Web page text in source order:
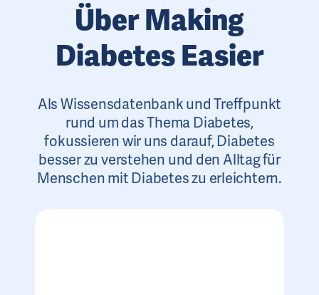
Über Making
Diabetes Easier
Als Wissensdatenbank und Treffpunkt
rund um das Thema Diabetes,
fokussieren wir uns darauf, Diabetes
besser zu verstehen und den Alltag für
Menschen mit Diabetes zu erleichtern.